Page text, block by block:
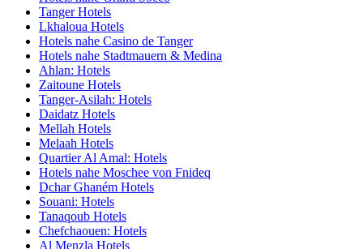
Tanger Hotels
Lkhaloua Hotels
Hotels nahe Casino de Tanger
Hotels nahe Stadtmauern & Medina
Ahlan: Hotels
Zaitoune Hotels
Tanger-Asilah: Hotels
Daidatz Hotels
Mellah Hotels
Melaah Hotels
Quartier Al Amal: Hotels
Hotels nahe Moschee von Fnideq
Dchar Ghaném Hotels
Souani: Hotels
Tanaqoub Hotels
Chefchaouen: Hotels
Al Menzla Hotels